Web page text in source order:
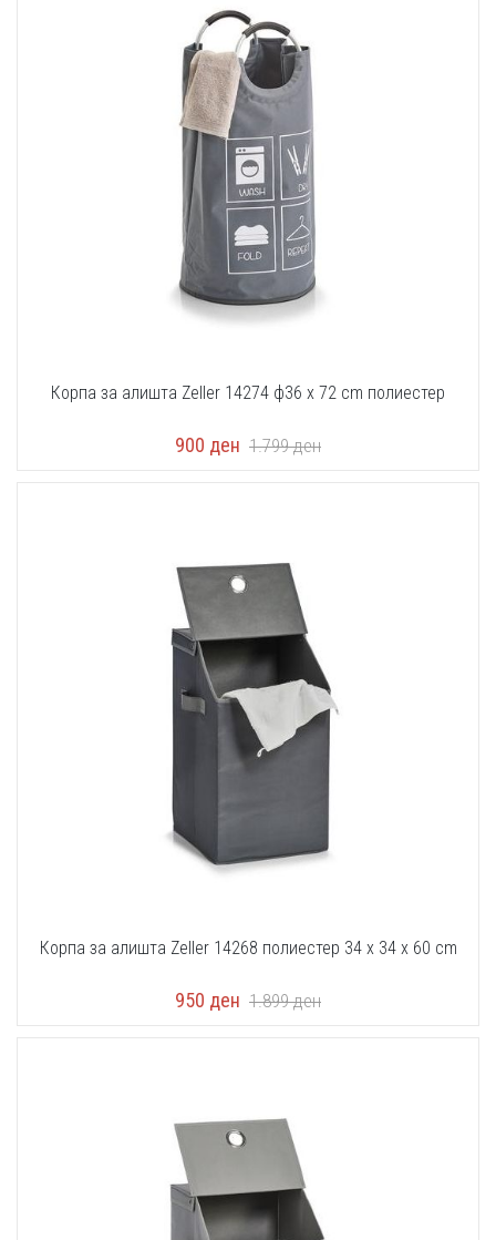
Корпа за алишта Zeller 14274 ф36 x 72 cm полиестер
900 ден 1.799ден
Корпа за алишта Zeller 14268 полиестер 34 x 34 x 60 cm
950 ден 1.899ден